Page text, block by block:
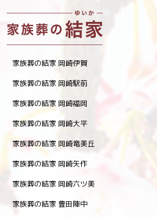
家族葬の結家 岡崎伊賀
家族葬の結家 岡崎駅前
家族葬の結家 岡崎福岡
家族葬の結家 岡崎大平
家族葬の結家 岡崎竜美丘
家族葬の結家 岡崎矢作
家族葬の結家 岡崎六ツ美
家族葬の結家 豊田陣中